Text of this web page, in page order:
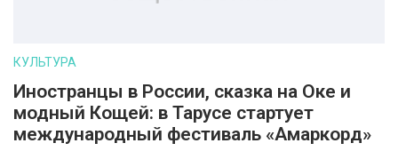
КУЛЬТУРА
Иностранцы в России, сказка на Оке и
модный Кощей: в Тарусе стартует
международный фестиваль «Амаркорд»